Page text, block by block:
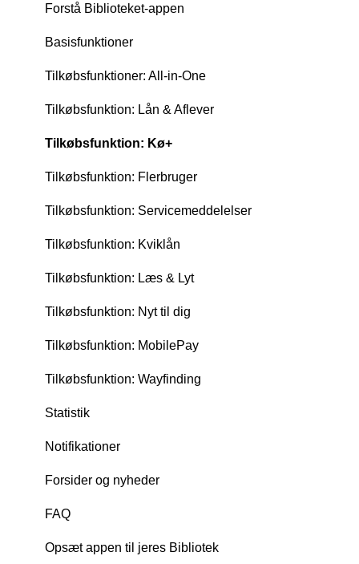
Forstå Biblioteket-appen
Basisfunktioner
Tilkøbsfunktioner: All-in-One
Tilkøbsfunktion: Lån & Aflever
Tilkøbsfunktion: Kø+
Tilkøbsfunktion: Flerbruger
Tilkøbsfunktion: Servicemeddelelser
Tilkøbsfunktion: Kviklån
Tilkøbsfunktion: Læs & Lyt
Tilkøbsfunktion: Nyt til dig
Tilkøbsfunktion: MobilePay
Tilkøbsfunktion: Wayfinding
Statistik
Notifikationer
Forsider og nyheder
FAQ
Opsæt appen til jeres Bibliotek